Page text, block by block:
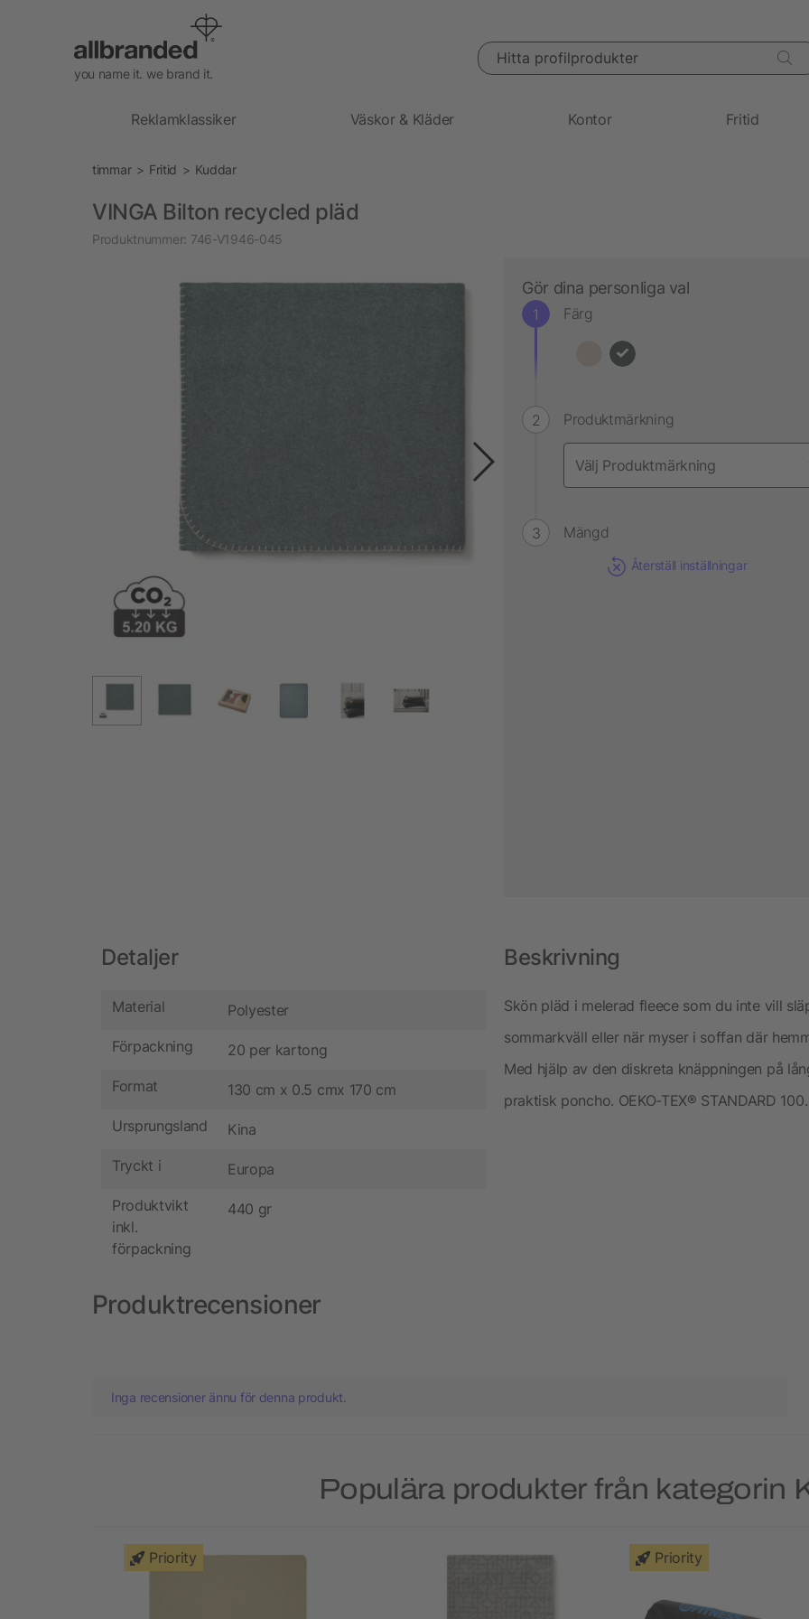
you name it. we brand it.
Hitta profilprodukter
Reklamklassiker Väskor & Kläder Kontor Fritid
timmar Fritid Kuddar
VINGA Bilton recycled pläd
Produktnummer: 746-V1946-045
Gör dina personliga val
Färg
Produktmärkning
Mängd
Återställ inställningar
Detaljer
Material Polyester
Förpackning 20 per kartong
Format 130 cm x 0.5 cmx 170 cm
Ursprungsland Kina
Tryckt i Europa
Produktvikt
inkl.
förpackning
440 gr
Beskrivning
Skön pläd i melerad fleece som du inte vill
sommarkväll eller när myser i soffan där
Med hjälp av den diskreta knäppningen på
praktisk poncho. OEKO-TEX® STANDARD
Produktrecensioner
Inga recensioner ännu för denna produkt.
Populära produkter från kategorin
Priority Priority